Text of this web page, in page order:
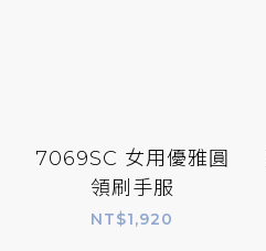
7069SC 女用優雅圓
領刷手服
NT$1,920